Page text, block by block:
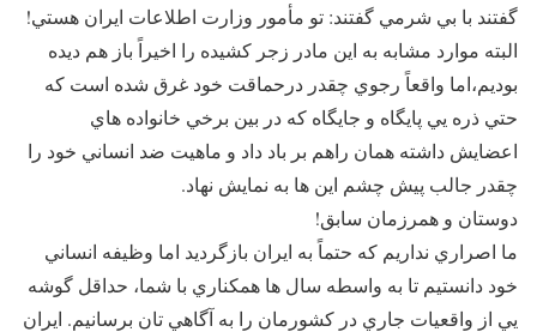
گفتند با بي شرمي گفتند: ‌تو مأمور وزارت اطلاعات ايران هستي!
البته موارد مشابه به اين مادر زجر كشيده را اخيراً باز هم ديده
بوديم‌،اما واقعاً رجوي چقدر درحماقت خود غرق شده است كه
حتي ذره يي پايگاه و جايگاه كه در بين برخي خانواده هاي
اعضايش داشته همان راهم بر باد داد و ماهيت ضد انساني خود را
چقدر جالب پيش چشم اين ها به نمايش نهاد.
دوستان و همرزمان سابق!
ما اصراري نداريم كه حتماً به ايران بازگرديد اما وظيفه انساني
خود دانستيم تا به واسطه سال ها همكناري با شما، حداقل گوشه
يي از واقعيات جاري در كشورمان را به آگاهي تان برسانيم. ايران